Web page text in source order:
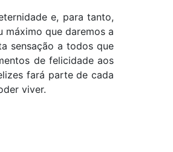
e, para tanto,
máximo que daremos a
sensação a todos que
de felicidade aos
fará parte de cada
viver.